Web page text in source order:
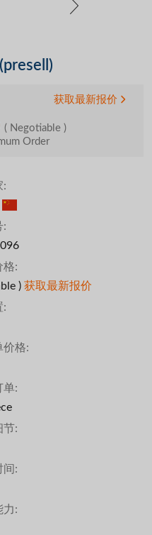
获取最新报价
( Negotiable )
Order
:
:
格:
) 获取最新报价
:
价格:
单:
节:
间:
力: